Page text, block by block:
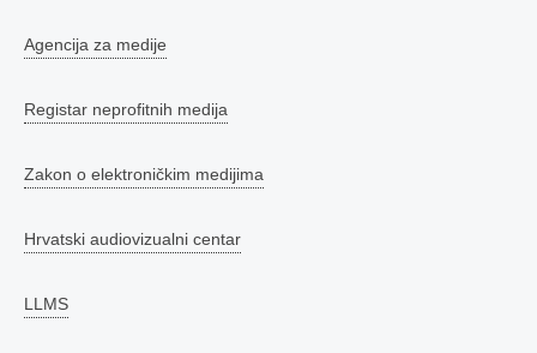
Agencija za medije
Registar neprofitnih medija
Zakon o elektroničkim medijima
Hrvatski audiovizualni centar
LLMS